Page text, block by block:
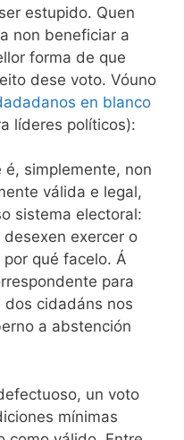
estupido. Quen
non beneficiar a
forma de que
dese voto. Vóuno
en blanco
líderes políticos):
é, simplemente, non
válida e legal,
sistema electoral:
exercer o
qué facelo. Á
para
dos cidadáns nos
a abstención
un voto
mínimas